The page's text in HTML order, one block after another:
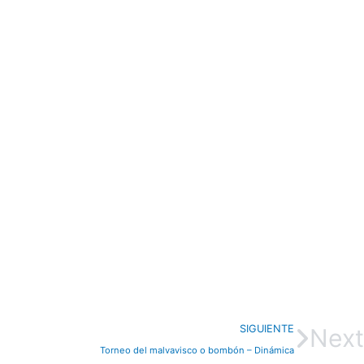
SIGUIENTE
Torneo del malvavisco o bombón – Dinámica Next